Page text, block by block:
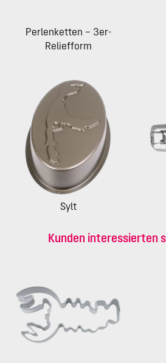
Perlenketten – 3er-
Reliefform
Sylt
Kunden interessierten